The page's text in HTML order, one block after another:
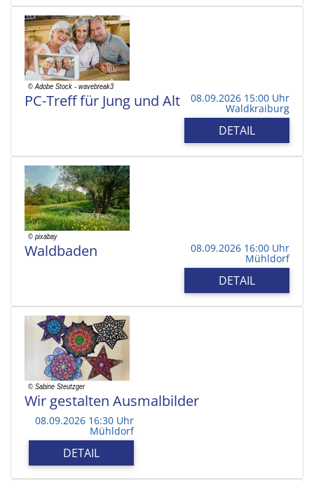
PC-Treff für Jung und Alt 08.09.2026 15:00 Uhr
Waldkraiburg
DETAIL
Waldbaden 08.09.2026 16:00 Uhr
Mühldorf
DETAIL
Wir gestalten Ausmalbilder
08.09.2026 16:30 Uhr
Mühldorf
DETAIL